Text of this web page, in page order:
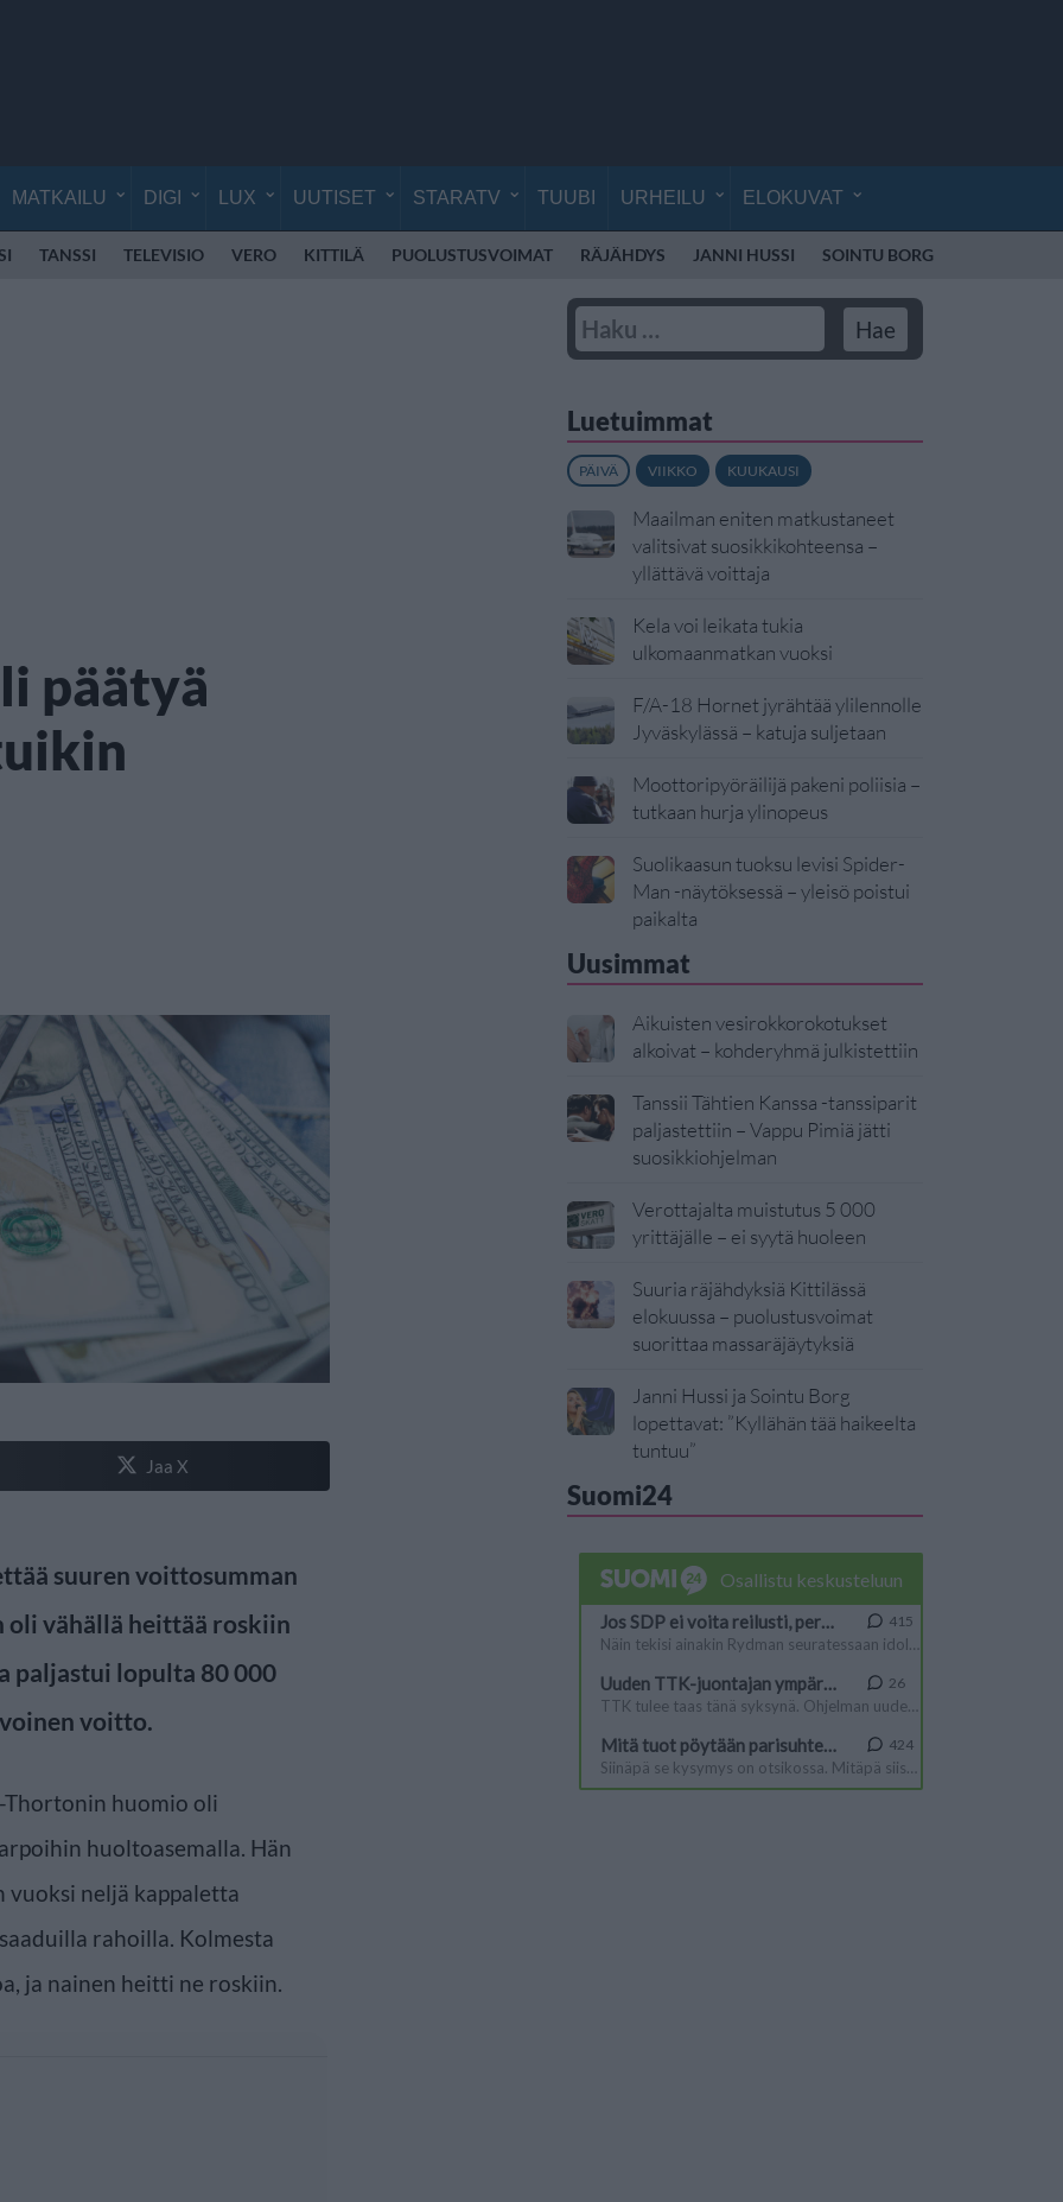
MATKAILU DIGI LUX UUTISET STARATV TUUBI URHEILU ELOKUVAT
TANSSI TELEVISIO VERO KITTILÄ PUOLUSTUSVOIMAT RÄJÄHDYS JANNI HUSSI SOINTU BORG
päätyä
Jaa X
suuren voittosumman
oli vähällä heittää roskiin
paljastui lopulta 80 000
voitto.
Thortonin huomio oli
huoltoasemalla. Hän
vuoksi neljä kappaletta
rahoilla. Kolmesta
ja nainen heitti ne roskiin.
Luetuimmat
PÄIVÄ VIIKKO KUUKAUSI
Maailman eniten matkustaneet
valitsivat suosikkikohteensa –
yllättävä voittaja
Kela voi leikata tukia
ulkomaanmatkan vuoksi
F/A-18 Hornet jyrähtää ylilennolle
Jyväskylässä – katuja suljetaan
Moottoripyöräilijä pakeni poliisia –
tutkaan hurja ylinopeus
Suolikaasun tuoksu levisi Spider-
Man -näytöksessä – yleisö poistui
paikalta
Uusimmat
Aikuisten vesirokkorokotukset
alkoivat – kohderyhmä julkistettiin
Tanssii Tähtien Kanssa -tanssiparit
paljastettiin – Vappu Pimiä jätti
suosikkiohjelman
Verottajalta muistutus 5 000
yrittäjälle – ei syytä huoleen
Suuria räjähdyksiä Kittilässä
elokuussa – puolustusvoimat
suorittaa massaräjäytyksiä
Janni Hussi ja Sointu Borg
lopettavat: ”Kyllähän tää haikeelta
tuntuu”
Suomi24